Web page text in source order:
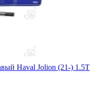
Haval Jolion (21-) 1.5T